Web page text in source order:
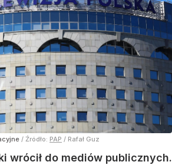
/ Źródło: PAP / Rafał Guz
wrócił do mediów publicznych.